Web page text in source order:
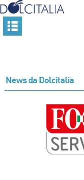
News da Dolcitalia